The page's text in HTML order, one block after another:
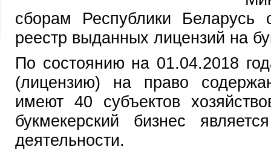
сборам Республики Беларусь
реестр выданных лицензий на
По состоянию на 01.04.2018
(лицензию) на право
имеют 40 субъектов
букмекерский бизнес
деятельности.